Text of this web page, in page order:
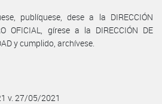
publíquese, dese a la DIRECCIÓN
OFICIAL, gírese a la DIRECCIÓN DE
y cumplido, archívese.
v. 27/05/2021